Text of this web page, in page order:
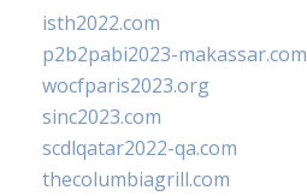
isth2022.com
p2b2pabi2023-makassar.com
wocfparis2023.org
sinc2023.com
scdlqatar2022-qa.com
thecolumbiagrill.com